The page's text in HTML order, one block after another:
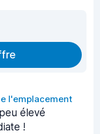
l'emplacement
élevé
!